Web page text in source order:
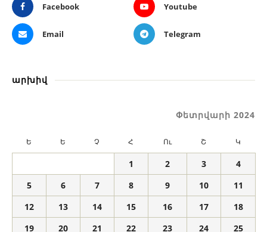
Facebook Youtube
Email Telegram
արխիվ
Փետրվարի 2024
Ե Ե Չ Հ Ու Շ Կ
1 2 3
4
5
6 7 8 9 10
11
12
13 14 15 16 17
18
19
20 21 22 23 24 25